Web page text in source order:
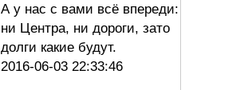
А у нас с вами всё впереди:
ни Центра, ни дороги, зато
долги какие будут.
2016-06-03 22:33:46